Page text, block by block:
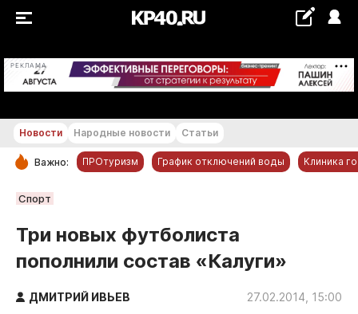
РЕКЛАМА +20...+21 °С
РУБРИКИ
Новости компаний
Статьи
Народные новости
Новости Народные новости Статьи
Важно: ПРОтуризм График отключений воды Клиника
Спорт
Три новых футболиста
пополнили состав «Калуги»
ДМИТРИЙ ИВЬЕВ 27.02.2014, 15:00